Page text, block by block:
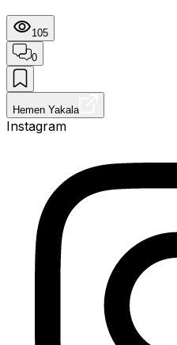
105
0
Hemen Yakala
Instagram